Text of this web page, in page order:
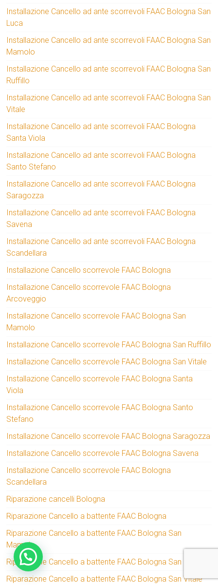
Installazione Cancello ad ante scorrevoli FAAC Bologna San
Luca
Installazione Cancello ad ante scorrevoli FAAC Bologna San
Mamolo
Installazione Cancello ad ante scorrevoli FAAC Bologna San
Ruffillo
Installazione Cancello ad ante scorrevoli FAAC Bologna San
Vitale
Installazione Cancello ad ante scorrevoli FAAC Bologna
Santa Viola
Installazione Cancello ad ante scorrevoli FAAC Bologna
Santo Stefano
Installazione Cancello ad ante scorrevoli FAAC Bologna
Saragozza
Installazione Cancello ad ante scorrevoli FAAC Bologna
Savena
Installazione Cancello ad ante scorrevoli FAAC Bologna
Scandellara
Installazione Cancello scorrevole FAAC Bologna
Installazione Cancello scorrevole FAAC Bologna
Arcoveggio
Installazione Cancello scorrevole FAAC Bologna San
Mamolo
Installazione Cancello scorrevole FAAC Bologna San Ruffillo
Installazione Cancello scorrevole FAAC Bologna San Vitale
Installazione Cancello scorrevole FAAC Bologna Santa
Viola
Installazione Cancello scorrevole FAAC Bologna Santo
Stefano
Installazione Cancello scorrevole FAAC Bologna Saragozza
Installazione Cancello scorrevole FAAC Bologna Savena
Installazione Cancello scorrevole FAAC Bologna
Scandellara
Riparazione cancelli Bologna
Riparazione Cancello a battente FAAC Bologna
Riparazione Cancello a battente FAAC Bologna San
Mamolo
Riparazione Cancello a battente FAAC Bologna San Ruffillo
Riparazione Cancello a battente FAAC Bologna San Vitale